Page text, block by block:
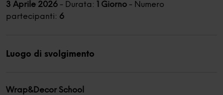
3 Aprile 2026 - Durata: 1 Giorno - Numero
partecipanti: 6
Luogo di svolgimento
Wrap&Decor School